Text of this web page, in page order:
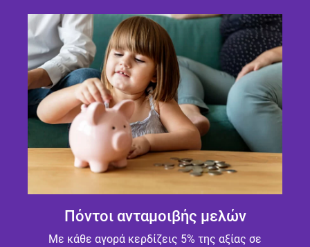
Πόντοι ανταμοιβής μελών
Με κάθε αγορά κερδίζεις 5% της αξίας σε